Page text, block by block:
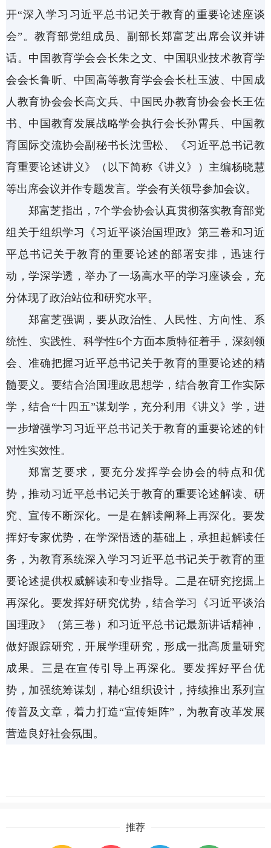
开“深入学习习近平总书记关于教育的重要论述座谈
会”。教育部党组成员、副部长郑富芝出席会议并讲
话。中国教育学会会长朱之文、中国职业技术教育学
会会长鲁昕、中国高等教育学会会长杜玉波、中国成
人教育协会会长高文兵、中国民办教育协会会长王佐
书、中国教育发展战略学会执行会长孙霄兵、中国教
育国际交流协会副秘书长沈雪松、《习近平总书记教
育重要论述讲义》（以下简称《讲义》）主编杨晓慧
等出席会议并作专题发言。学会有关领导参加会议。
郑富芝指出， 7个学会协会认真贯彻落实教育部党
组关于组织学习《习近平谈治国理政》第三卷和习近
平总书记关于教育的重要论述的部署安排，迅速行
动，学深学透，举办了一场高水平的学习座谈会，充
分体现了政治站位和研究水平。
郑富芝强调，要从政治性、人民性、方向性、系
统性、实践性、科学性6个方面本质特征着手，深刻领
会、准确把握习近平总书记关于教育的重要论述的精
髓要义。要结合治国理政思想学，结合教育工作实际
学，结合“十四五”谋划学，充分利用《讲义》学，进
一步增强学习习近平总书记关于教育的重要论述的针
对性实效性。
郑富芝要求，要充分发挥学会协会的特点和优
势，推动习近平总书记关于教育的重要论述解读、研
究、宣传不断深化。一是在解读阐释上再深化。要发
挥好专家优势，在学深悟透的基础上，承担起解读任
务，为教育系统深入学习习近平总书记关于教育的重
要论述提供权威解读和专业指导。二是在研究挖掘上
再深化。要发挥好研究优势，结合学习《习近平谈治
国理政》（第三卷）和习近平总书记最新讲话精神，
做好跟踪研究，开展学理研究，形成一批高质量研究
成果。三是在宣传引导上再深化。要发挥好平台优
势，加强统筹谋划，精心组织设计，持续推出系列宣
传普及文章，着力打造“宣传矩阵”，为教育改革发展
营造良好社会氛围。
推荐